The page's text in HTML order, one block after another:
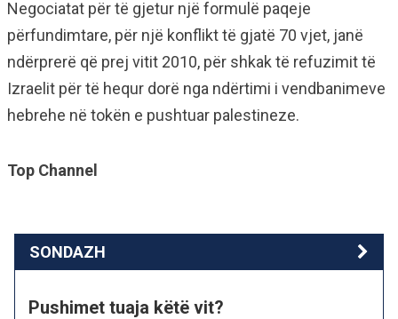
Negociatat për të gjetur një formulë paqeje
përfundimtare, për një konflikt të gjatë 70 vjet, janë
ndërprerë që prej vitit 2010, për shkak të refuzimit të
Izraelit për të hequr dorë nga ndërtimi i vendbanimeve
hebrehe në tokën e pushtuar palestineze.
Top Channel
SONDAZH
Pushimet tuaja këtë vit?